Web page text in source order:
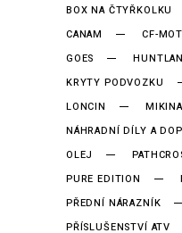
BOX NA ČTYŘKOLKU
CANAM
CF-
GOES
KRYTY PODVOZKU
LONCIN
MIKINA
NÁHRADNÍ DÍLY A
OLEJ
PURE EDITION
PŘEDNÍ NÁRAZNÍK
PŘÍSLUŠENSTVÍ ATV